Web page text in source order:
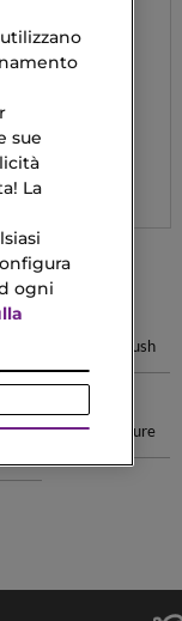
GLOW
liquido a
€
Pennello Blush
Creme Nature
sue
La
ogni